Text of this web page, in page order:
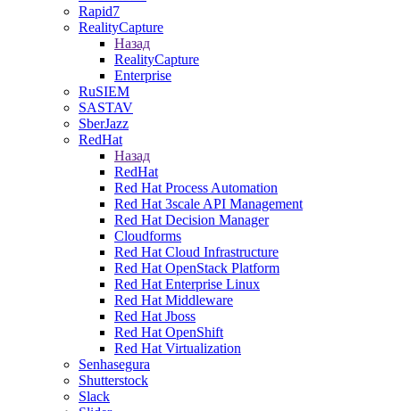
Rapid7
RealityCapture
Назад
RealityCapture
Enterprise
RuSIEM
SASTAV
SberJazz
RedHat
Назад
RedHat
Red Hat Process Automation
Red Hat 3scale API Management
Red Hat Decision Manager
Cloudforms
Red Hat Cloud Infrastructure
Red Hat OpenStack Platform
Red Hat Enterprise Linux
Red Hat Middleware
Red Hat Jboss
Red Hat OpenShift
Red Hat Virtualization
Senhasegura
Shutterstock
Slack